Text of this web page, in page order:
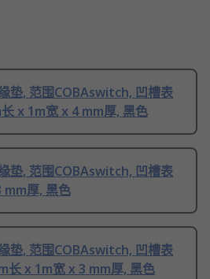
垫, 范围COBAswitch, 凹槽表
x 1m宽 x 4 mm厚, 黑色
垫, 范围COBAswitch, 凹槽表
mm厚, 黑色
垫, 范围COBAswitch, 凹槽表
长 x 1m宽 x 3 mm厚, 黑色